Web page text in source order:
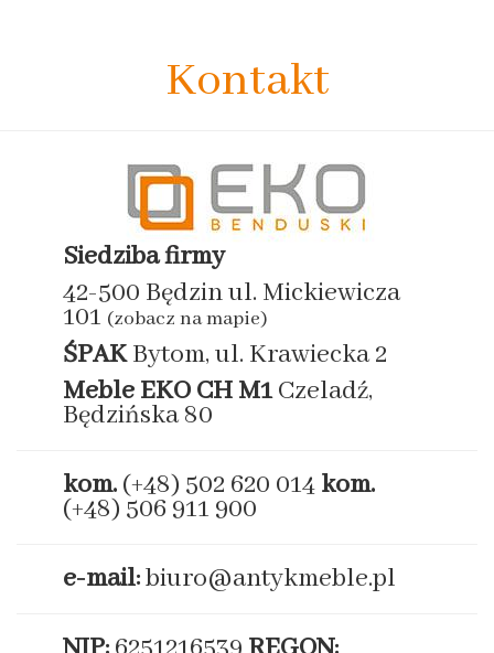
Kontakt
Siedziba firmy
42-500 Będzin ul. Mickiewicza
101 (zobacz na mapie)
ŚPAKBytom, ul. Krawiecka 2
Meble EKO CH M1Czeladź,
Będzińska 80
kom. (+48) 502 620 014 kom.
(+48) 506 911 900
e-mail:biuro@antykmeble.pl